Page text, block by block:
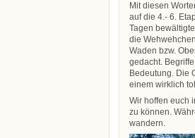
Mit diesen
auf die 4.- 6.
Tagen
die
Waden bzw.
gedacht.
Bedeutung. Die
einem wirklich
Wir hoffen euch
zu können.
wandern.